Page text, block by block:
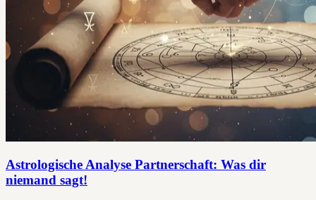
Astrologische Analyse Partnerschaft: Was dir
niemand sagt!